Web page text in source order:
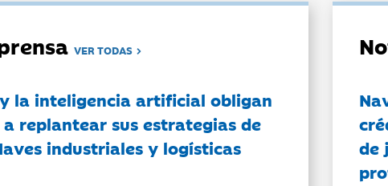
VER TODAS
la inteligencia artificial obligan
a replantear sus estrategias de
industriales y logísticas
de